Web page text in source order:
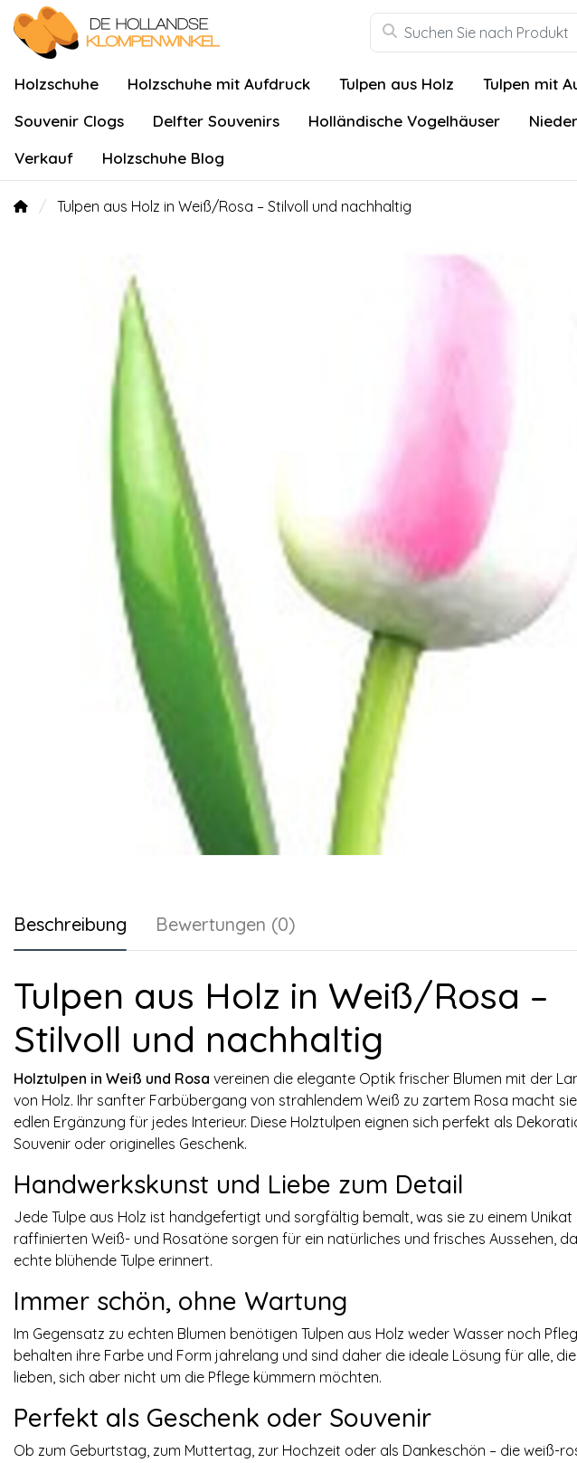
Holzschuhe Holzschuhe mit Aufdruck Tulpen aus Holz Tulpen mit
Souvenir Clogs
Delfter Souvenirs Holländische Vogelhäuser
Verkauf
Holzschuhe Blog
Tulpen aus Holz in Weiß/Rosa – Stilvoll und nachhaltig
Beschreibung Bewertungen (0)
Tulpen aus Holz in Weiß/Rosa –
Stilvoll und nachhaltig
Holztulpen in Weiß und Rosa vereinen die elegante Optik frischer Blumen mit der
von Holz. Ihr sanfter Farbübergang von strahlendem Weiß zu zartem Rosa macht
edlen Ergänzung für jedes Interieur. Diese Holztulpen eignen sich perfekt als
Souvenir oder originelles Geschenk.
Handwerkskunst und Liebe zum Detail
Jede Tulpe aus Holz ist handgefertigt und sorgfältig bemalt, was sie zu einem Unikat
raffinierten Weiß- und Rosatöne sorgen für ein natürliches und frisches Aussehen,
echte blühende Tulpe erinnert.
Immer schön, ohne Wartung
Im Gegensatz zu echten Blumen benötigen Tulpen aus Holz weder Wasser noch
behalten ihre Farbe und Form jahrelang und sind daher die ideale Lösung für alle,
lieben, sich aber nicht um die Pflege kümmern möchten.
Perfekt als Geschenk oder Souvenir
Ob zum Geburtstag, zum Muttertag, zur Hochzeit oder als Dankeschön – die weiß-